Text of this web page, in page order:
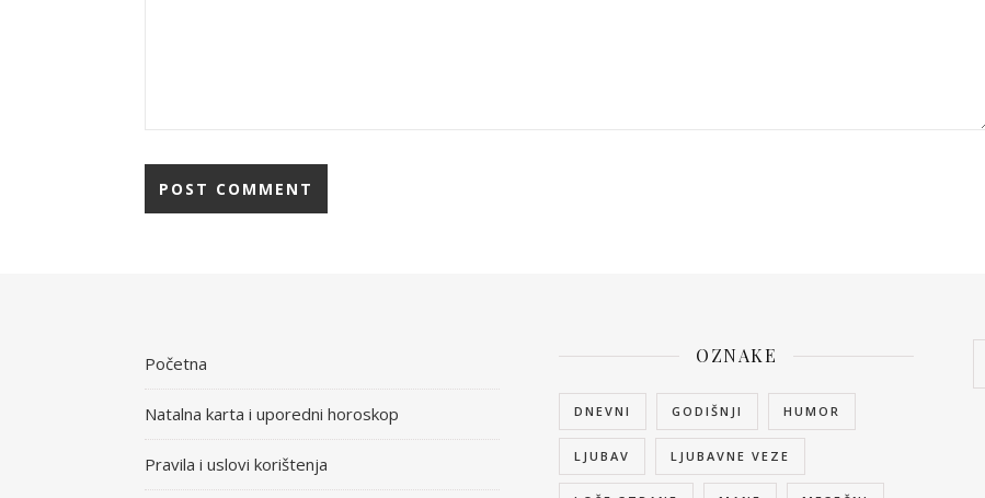
Početna
Natalna karta i uporedni horoskop
Pravila i uslovi korištenja
OZNAKE
DNEVNI GODIŠNJI HUMOR
LJUBAV LJUBAVNE VEZE